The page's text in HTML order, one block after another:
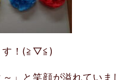
す！(≧▽≦)
」と笑顔が溢れていま